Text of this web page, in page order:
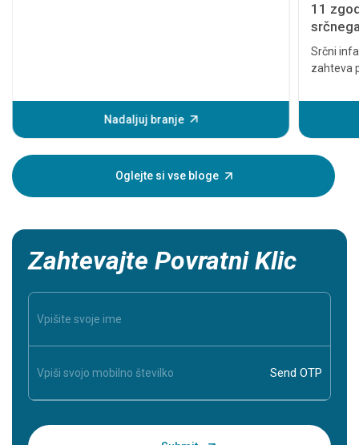
Nadaljuj branje
11
resno
Srčni
zahteva
Preden
infarkta.
pomaga,
oseba,
Oglejte si vse bloge
Zahtevajte Povratni Klic